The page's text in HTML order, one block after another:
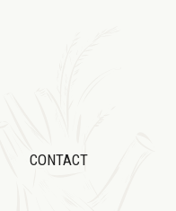
CONTACT